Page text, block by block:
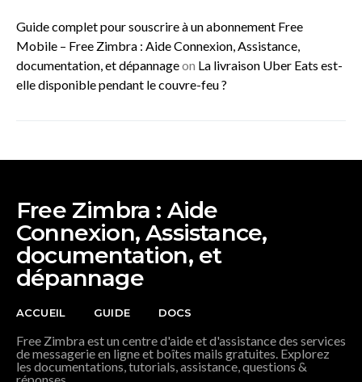
Guide complet pour souscrire à un abonnement Free
Mobile – Free Zimbra : Aide Connexion, Assistance,
documentation, et dépannageon La livraison Uber Eats est-
elle disponible pendant le couvre-feu ?
Free Zimbra : Aide
Connexion, Assistance,
documentation, et
dépannage
ACCUEIL GUIDE DOCS
Free Zimbra est un centre d'aide et d'assistance des services
de messagerie en ligne et boîtes mails gratuites. Explorez
les documentations, tutorials, assistance, questions &